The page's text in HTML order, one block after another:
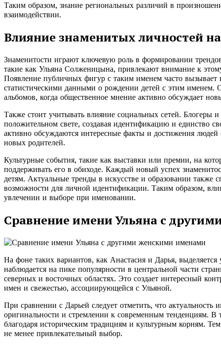
Таким образом, знание региональных различий в
взаимодействии.
Влияние знаменитых личностей
Знаменитости играют ключевую роль в формировании
такие как Ульяна Солженицына, привлекают внимание к
Появление публичных фигур с таким именем часто вызывает
статистическими данными о рождении детей с этим именем.
альбомов, когда общественное мнение активно обсуждает
Также стоит учитывать влияние социальных сетей. Блогеры
положительном свете, создавая идентификацию и единство
активно обсуждаются интересные факты и достижения людей
новых родителей.
Культурные события, такие как выставки или премии, на
поддерживать его в обиходе. Каждый новый успех
детям. Актуальные тренды в искусстве и образовании
возможности для личной идентификации. Таким образом,
увлечении и выборе при именовании.
Сравнение имени Ульяна с
На фоне таких вариантов, как Анастасия и Дарья,
наблюдается на пике популярности в центральной части
северных и восточных областях. Это создает интересный
имен и свежестью, ассоциирующейся с Ульяной.
При сравнении с Дарьей следует отметить, что
оригинальности и стремлении к современным тенденциям. В
благодаря историческим традициям и культурным корням.
не менее привлекательный выбор.